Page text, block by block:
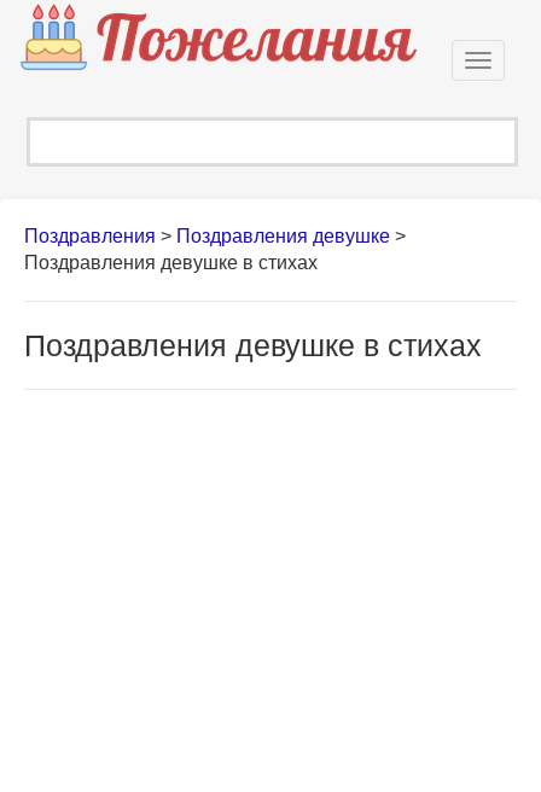
Поздравления > Поздравления девушке >
Поздравления девушке в стихах
Поздравления девушке в стихах